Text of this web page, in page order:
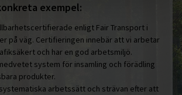
exempel:
enligt Fair Transport i
på väg. Certifieringen innebär att vi arbetar
och har en god arbetsmiljö.
system för insamling och förädling
produkter.
arbetssätt och strävan efter att